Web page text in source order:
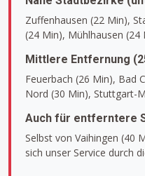
Zuffenhausen (22 Min),
(24 Min), Mühlhausen (24
Mittlere Entfernung
Feuerbach (26 Min), Bad
Nord (30 Min), Stuttgart-
Auch für entferntere
Selbst von Vaihingen (40
sich unser Service durch